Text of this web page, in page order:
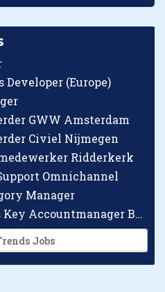
Developer (Europe)
GWW Amsterdam
Civiel Nijmegen
Ridderkerk
Omnichannel
Manager
Checkpoint Systems Key Accountmanager Benelux
Jobs